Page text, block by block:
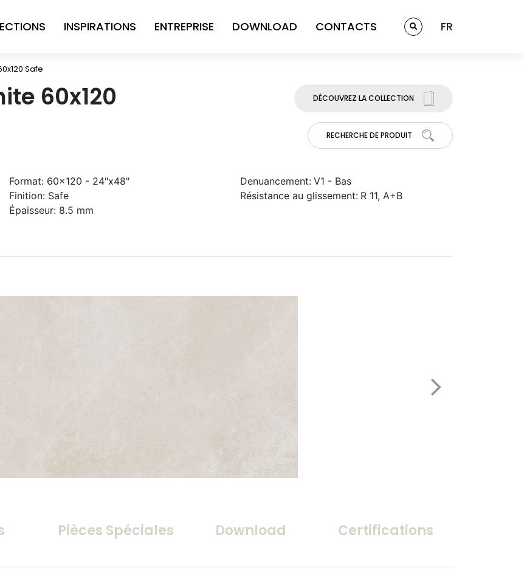
INSPIRATIONS ENTREPRISE DOWNLOAD CONTACTS FR
Safe
60x120 DÉCOUVREZ LA COLLECTION
RECHERCHE DE PRODUIT
Format: 60x120 - 24"x48"
Finition: Safe
Épaisseur: 8.5 mm
Denuancement: V1 - Bas
Résistance au glissement: R 11, A+B
Pièces Spéciales Download Certifications